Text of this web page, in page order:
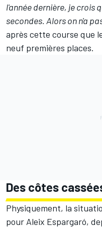
l'année dernière, je crois
secondes. Alors on n'a
après cette course que
neuf premières places.
Des côtes
Physiquement, la
pour Aleix Espargaró,